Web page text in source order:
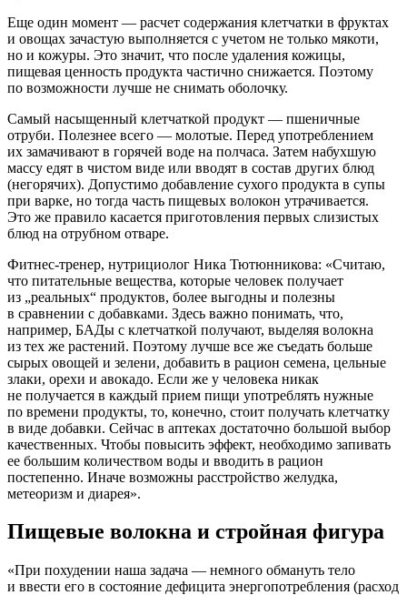
Еще один момент — расчет содержания клетчатки в фруктах
и овощах зачастую выполняется с учетом не только мякоти,
но и кожуры. Это значит, что после удаления кожицы,
пищевая ценность продукта частично снижается. Поэтому
по возможности лучше не снимать оболочку.
Самый насыщенный клетчаткой продукт — пшеничные
отруби. Полезнее всего — молотые. Перед употреблением
их замачивают в горячей воде на полчаса. Затем набухшую
массу едят в чистом виде или вводят в состав других блюд
(негорячих). Допустимо добавление сухого продукта в супы
при варке, но тогда часть пищевых волокон утрачивается.
Это же правило касается приготовления первых слизистых
блюд на отрубном отваре.
Фитнес-тренер, нутрициолог Ника Тютюнникова: «Считаю,
что питательные вещества, которые человек получает
из „реальных“ продуктов, более выгодны и полезны
в сравнении с добавками. Здесь важно понимать, что,
например, БАДы с клетчаткой получают, выделяя волокна
из тех же растений. Поэтому лучше все же съедать больше
сырых овощей и зелени, добавить в рацион семена, цельные
злаки, орехи и авокадо. Если же у человека никак
не получается в каждый прием пищи употреблять нужные
по времени продукты, то, конечно, стоит получать клетчатку
в виде добавки. Сейчас в аптеках достаточно большой выбор
качественных. Чтобы повысить эффект, необходимо запивать
ее большим количеством воды и вводить в рацион
постепенно. Иначе возможны расстройство желудка,
метеоризм и диарея».
Пищевые волокна и стройная фигура
«При похудении наша задача — немного обмануть тело
и ввести его в состояние дефицита энергопотребления (расход